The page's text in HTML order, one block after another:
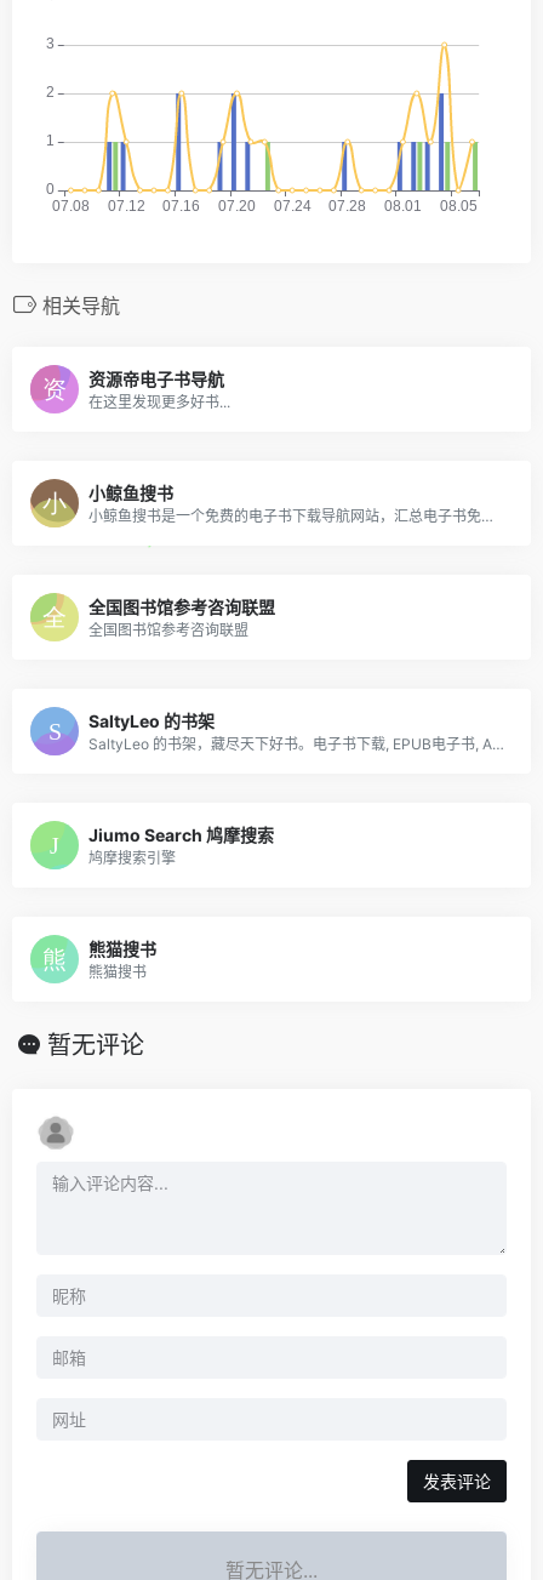
相关导航
资源帝电子书导航
在这里发现更多好书...
小鲸鱼搜书
小鲸鱼搜书是一个免费的电子书下载导航网站，汇总电子书免费下载网站，方便书友检索电子书资源！
全国图书馆参考咨询联盟
全国图书馆参考咨询联盟
SaltyLeo 的书架
SaltyLeo 的书架，藏尽天下好书。电子书下载, EPUB电子书, AZW3电子书, MOBI电子书, KINDLE电子书, PDF电子书
Jiumo Search 鸠摩搜索
鸠摩搜索引擎
熊猫搜书
熊猫搜书
暂无评论
暂无评论...